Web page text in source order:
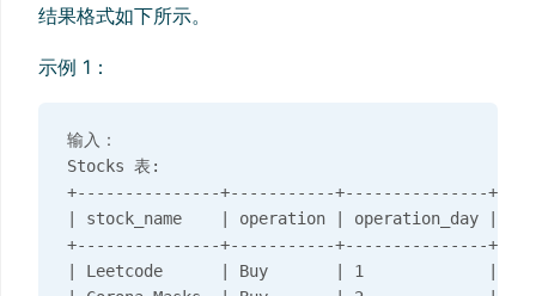
结果格式如下所示。
示例 1：
输入：
Stocks 表:
+---------------+-----------+---------------
| stock_name    | operation | operation_day |
+---------------+-----------+---------------
| Leetcode      | Buy       | 1             |